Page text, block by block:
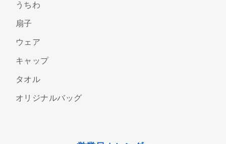
うちわ
扇子
ウェア
キャップ
タオル
オリジナルバッグ